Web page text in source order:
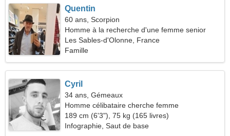
Quentin
60 ans, Scorpion
Homme à la recherche d'une femme senior
Les Sables-d'Olonne, France
Famille
Cyril
34 ans, Gémeaux
Homme célibataire cherche femme
189 cm (6'3"), 75 kg (165 livres)
Infographie, Saut de base